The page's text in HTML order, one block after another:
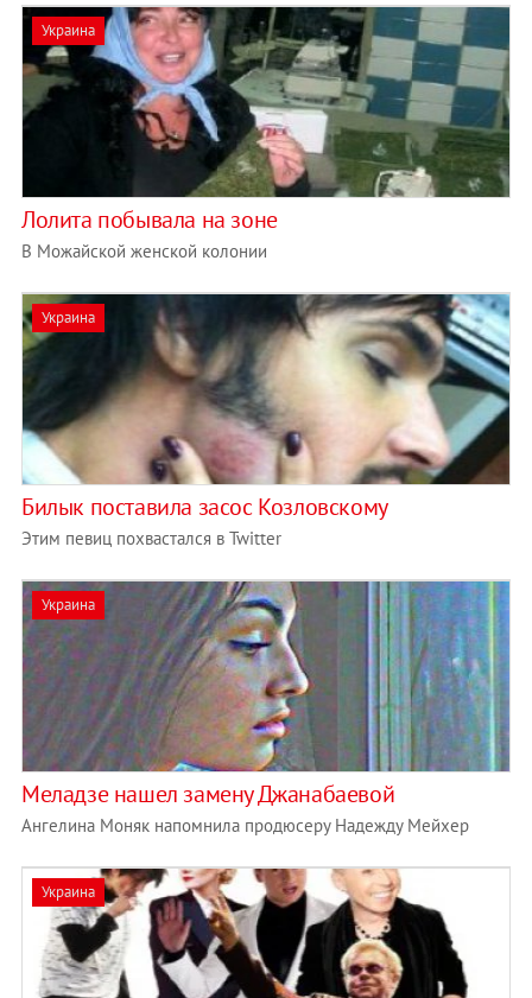
Украина
Лолита побывала на зоне
В Можайской женской колонии
Украина
Билык поставила засос Козловскому
Этим певиц похвастался в Twitter
Украина
Меладзе нашел замену Джанабаевой
Ангелина Моняк напомнила продюсеру Надежду Мейхер
Украина